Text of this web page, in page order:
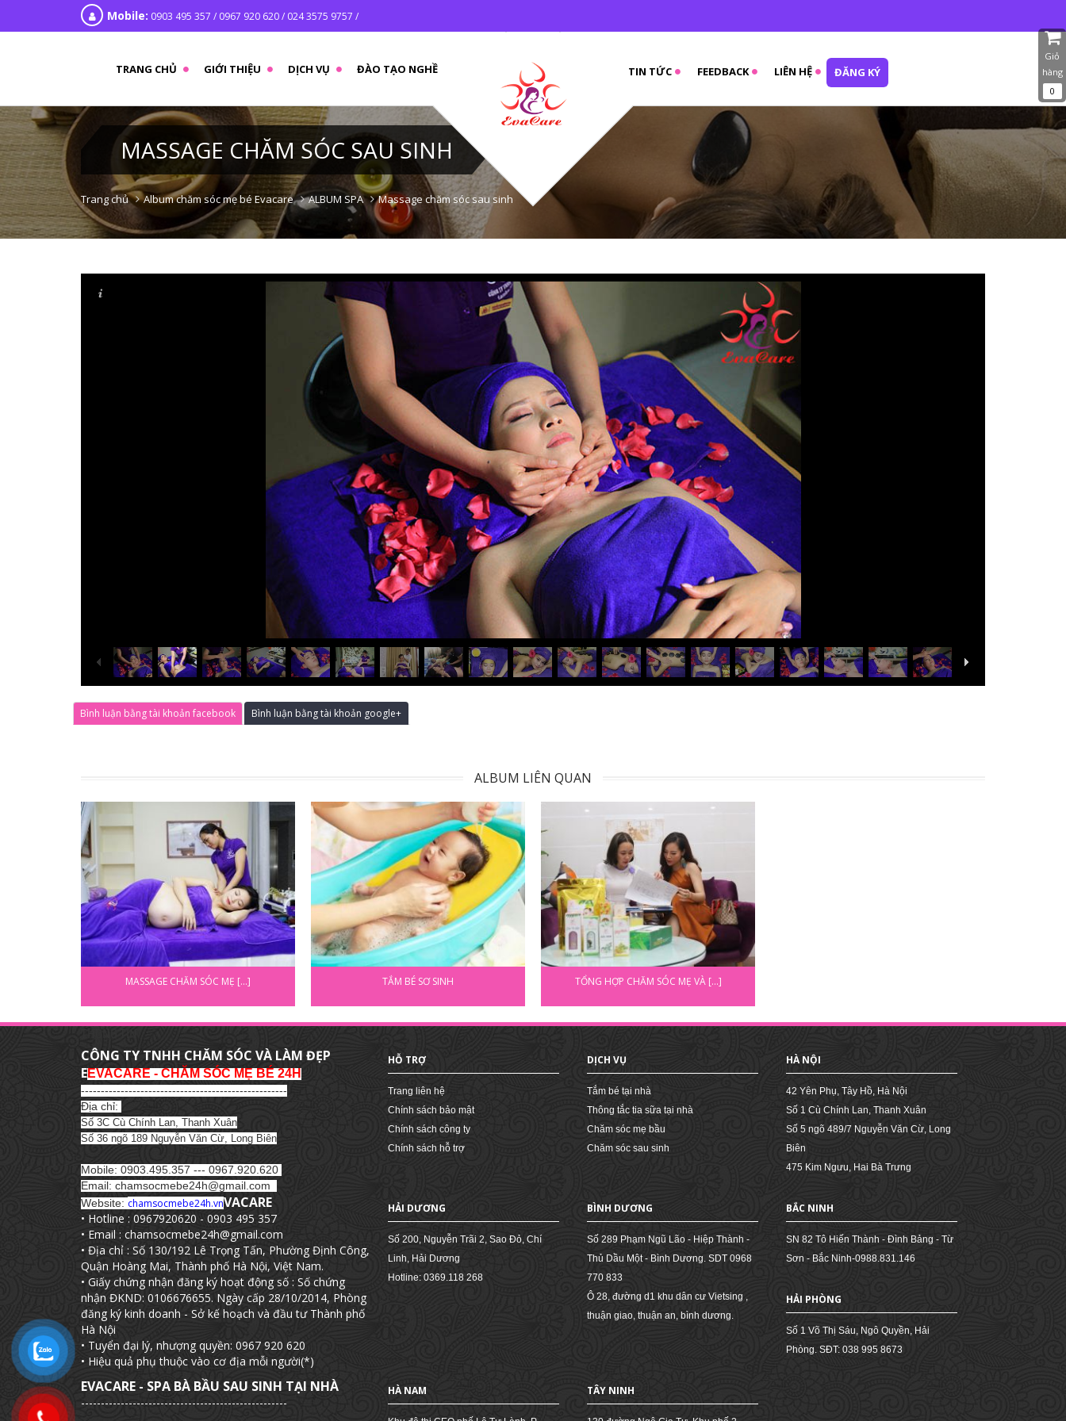
Mobile: 0903 495 357 / 0967 920 620 / 024 3575 9757 /
Giỏ
hàng
0
TRANG CHỦ GIỚI THIỆU DỊCH VỤ ĐÀO TẠO NGHỀ TIN TỨC FEEDBACK LIÊN HỆ ĐĂNG KÝ
Trang chủ Album chăm sóc mẹ bé Evacare ALBUM SPA Massage chăm sóc sau sinh
MASSAGE CHĂM SÓC SAU SINH
Bình luận bằng tài khoản facebook Bình luận bằng tài khoản google+
ALBUM LIÊN QUAN
MASSAGE CHĂM SÓC MẸ [...] TẮM BÉ SƠ SINH TỔNG HỢP CHĂM SÓC MẸ VÀ [...]
CÔNG TY TNHH CHĂM SÓC VÀ LÀM ĐẸP
EEVACARE - CHĂM SÓC MẸ BÉ 24H
----------------------------------------------------
Địa chỉ:
Số 3C Cù Chính Lan, Thanh Xuân
Số 36 ngõ 189 Nguyễn Văn Cừ, Long Biên
Mobile: 0903.495.357 --- 0967.920.620
Email: chamsocmebe24h@gmail.com
Website: chamsocmebe24h.vnVACARE
• Hotline : 0967920620 - 0903 495 357
• Email : chamsocmebe24h@gmail.com
• Địa chỉ : Số 130/192 Lê Trọng Tấn, Phường Định Công,
Quận Hoàng Mai, Thành phố Hà Nội, Việt Nam.
• Giấy chứng nhận đăng ký hoạt động số : Số chứng
nhận ĐKND: 0106676655. Ngày cấp 28/10/2014, Phòng
đăng ký kinh doanh - Sở kế hoạch và đầu tư Thành phố
Hà Nội
• Tuyển đại lý, nhượng quyền: 0967 920 620
• Hiệu quả phụ thuộc vào cơ địa mỗi người(*)
EVACARE - SPA BÀ BẦU SAU SINH TẠI NHÀ
----------------------------------------------------
HỖ TRỢ
Trang liên hệ
Chính sách bảo mật
Chính sách công ty
Chính sách hỗ trợ
DỊCH VỤ
Tắm bé tại nhà
Thông tắc tia sữa tại nhà
Chăm sóc mẹ bầu
Chăm sóc sau sinh
HÀ NỘI
42 Yên Phụ, Tây Hồ, Hà Nội
Số 1 Cù Chính Lan, Thanh Xuân
Số 5 ngõ 489/7 Nguyễn Văn Cừ, Long
Biên
475 Kim Ngưu, Hai Bà Trưng
HẢI DƯƠNG
Số 200, Nguyễn Trãi 2, Sao Đỏ, Chí
Linh, Hải Dương
Hotline: 0369.118 268
BÌNH DƯƠNG
Số 289 Phạm Ngũ Lão - Hiệp Thành -
Thủ Dầu Một - Bình Dương. SDT 0968
770 833
Ô 28, đường d1 khu dân cư Vietsing ,
thuận giao, thuận an, bình dương.
BẮC NINH
SN 82 Tô Hiến Thành - Đình Bảng - Từ
Sơn - Bắc Ninh-0988.831.146
HẢI PHÒNG
Số 1 Võ Thị Sáu, Ngô Quyền, Hải
Phòng. SĐT: 038 995 8673
HÀ NAM TÂY NINH